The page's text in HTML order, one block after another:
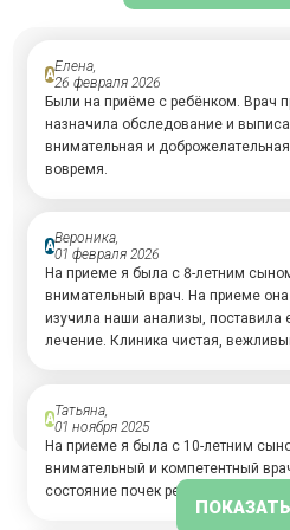
АЕлена,
26 февраля 2026
Были на приёме с ребёнком. Врач
назначила обследование и
внимательная и
вовремя.
АВероника,
01 февраля 2026
На приеме я была с 8-летним
внимательный врач. На приеме
изучила наши анализы, поставила
лечение. Клиника чистая,
АТатьяна,
01 ноября 2025
На приеме я была с 10-летним
внимательный и компетентный
состояние почек ребенка и